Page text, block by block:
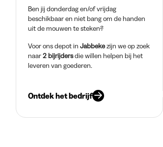
Ben jij donderdag en/of vrijdag
beschikbaar en niet bang om de handen
uit de mouwen te steken?
Voor ons depot in Jabbekezijn we op zoek
naar2 bijrijdersdie willen helpen bij het
leveren van goederen.
Ontdek het bedrijf